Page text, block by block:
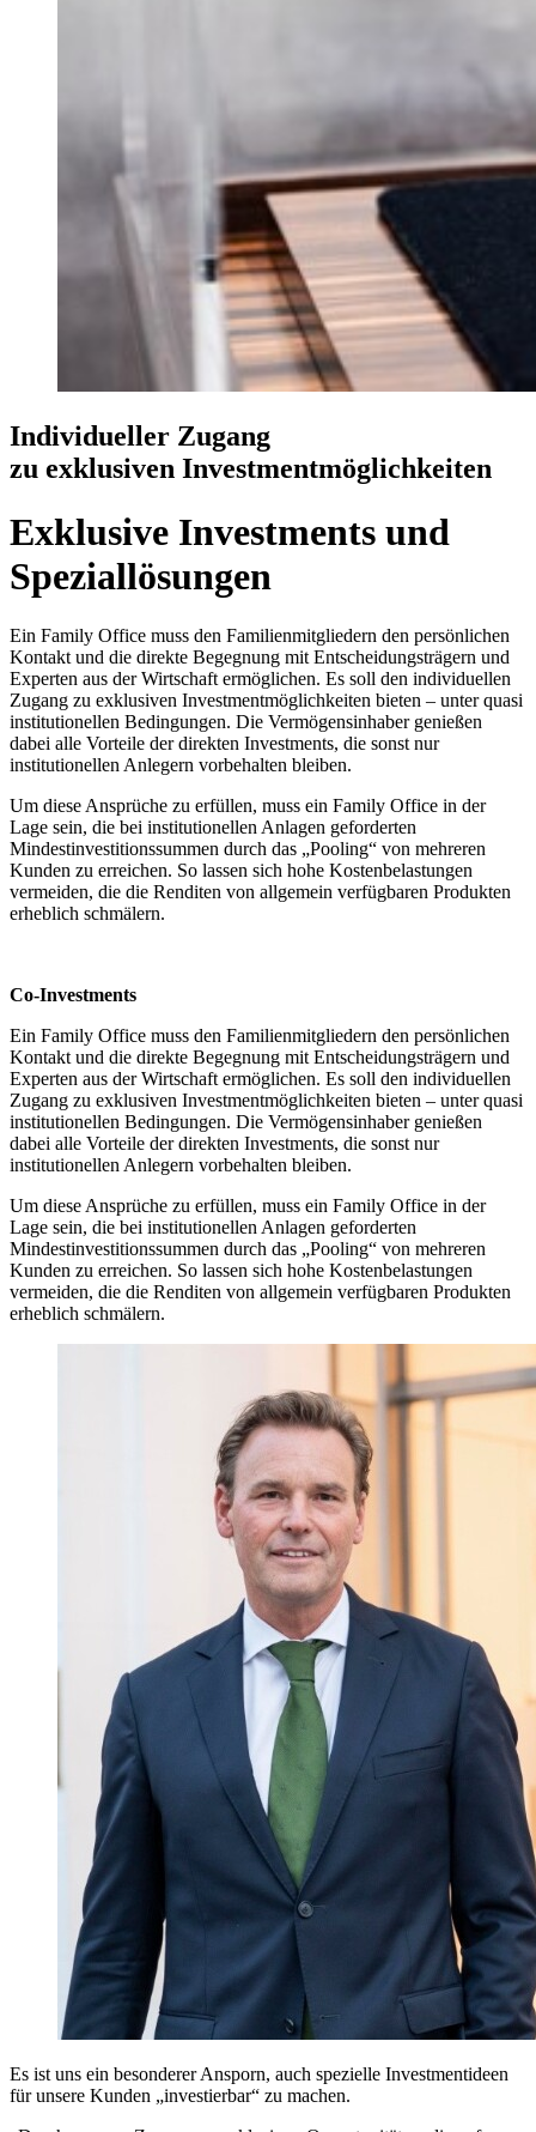
Individueller Zugang
zu exklusiven Investmentmöglichkeiten
Exklusive Investments und
Speziallösungen
Ein Family Office muss den Familienmitgliedern den persönlichen
Kontakt und die direkte Begegnung mit Entscheidungsträgern und
Experten aus der Wirtschaft ermöglichen. Es soll den individuellen
Zugang zu exklusiven Investmentmöglichkeiten bieten – unter quasi
institutionellen Bedingungen. Die Vermögensinhaber genießen
dabei alle Vorteile der direkten Investments, die sonst nur
institutionellen Anlegern vorbehalten bleiben.
Um diese Ansprüche zu erfüllen, muss ein Family Office in der
Lage sein, die bei institutionellen Anlagen geforderten
Mindestinvestitionssummen durch das „Pooling“ von mehreren
Kunden zu erreichen. So lassen sich hohe Kostenbelastungen
vermeiden, die die Renditen von allgemein verfügbaren Produkten
erheblich schmälern.
Co-Investments
Ein Family Office muss den Familienmitgliedern den persönlichen
Kontakt und die direkte Begegnung mit Entscheidungsträgern und
Experten aus der Wirtschaft ermöglichen. Es soll den individuellen
Zugang zu exklusiven Investmentmöglichkeiten bieten – unter quasi
institutionellen Bedingungen. Die Vermögensinhaber genießen
dabei alle Vorteile der direkten Investments, die sonst nur
institutionellen Anlegern vorbehalten bleiben.
Um diese Ansprüche zu erfüllen, muss ein Family Office in der
Lage sein, die bei institutionellen Anlagen geforderten
Mindestinvestitionssummen durch das „Pooling“ von mehreren
Kunden zu erreichen. So lassen sich hohe Kostenbelastungen
vermeiden, die die Renditen von allgemein verfügbaren Produkten
erheblich schmälern.
Es ist uns ein besonderer Ansporn, auch spezielle Investmentideen
für unsere Kunden „investierbar“ zu machen.